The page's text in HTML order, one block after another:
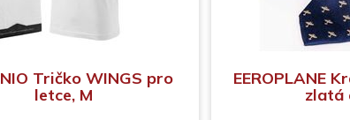
Tričko WINGS pro
letce, M
EEROPLANE
zlatá